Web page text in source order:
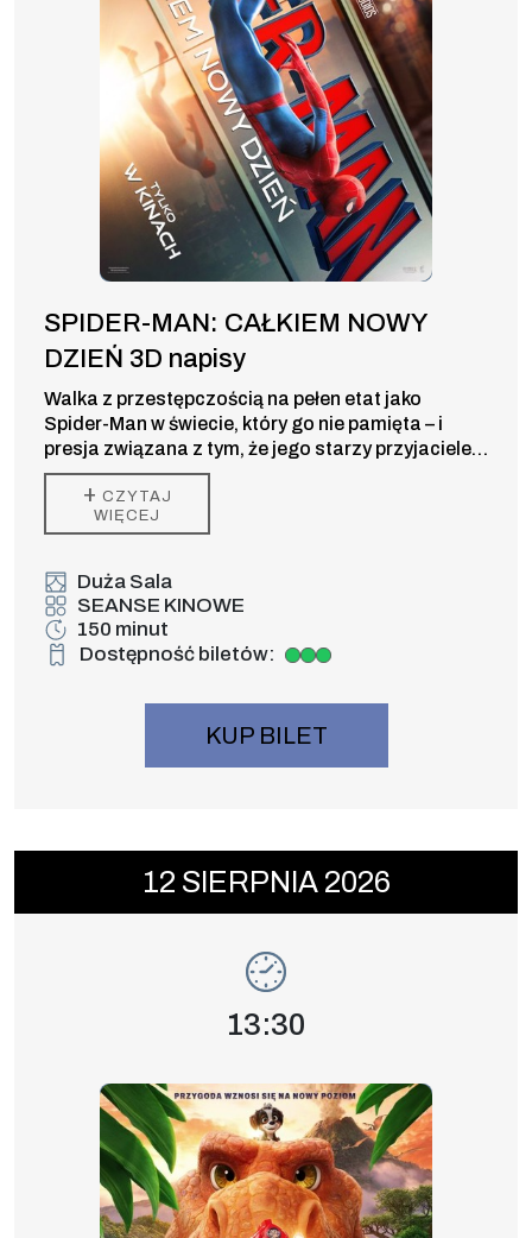
SPIDER-MAN: CAŁKIEM NOWY
DZIEŃ 3D napisy
Walka z przestępczością na pełen etat jako
Spider-Man w świecie, który go nie pamięta – i
presja związana z tym, że jego starzy przyjaciele
odchodzą bez niego – wywołuje w Peterze zmianę,
której być może nie jest w stanie kontrolować. Ale
ta przemiana może być również jedyną rzeczą,
jego bliskich.
+ CZYTAJ
WIĘCEJ
Duża Sala
SEANSE KINOWE
150 minut
Dostępność biletów:
Duża dostępność biletów
KUP BILET
Wydarzenie numer 13: PSI PATROL i
12 SIERPNIA 2026
Godzina wydarzenia,
13:30